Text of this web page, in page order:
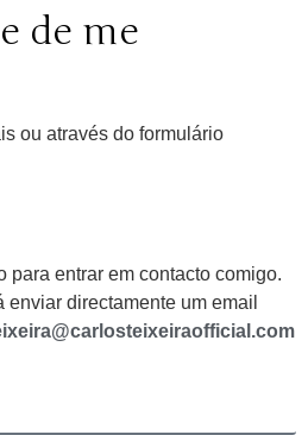
de me
ou através do formulário
para entrar em contacto comigo.
directamente um email